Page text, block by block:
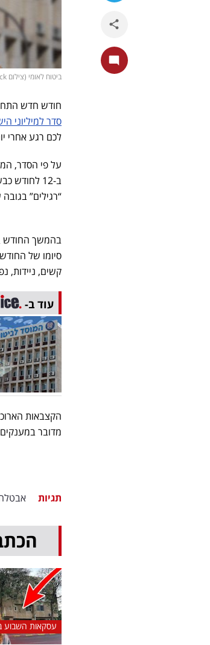
ביטוח לאומי (צילום shutterstock, פלאש 90/ יונתן זינדל)
חודש חדש
סדר למיליוני
לכם רגע אחרי
על פי הסדר,
ב-12
“רגילים” בגובה של
סיומו של
קשים, ניידות,
עוד ב-
מדובר במענקים
תגיות
עסקאות השבוע